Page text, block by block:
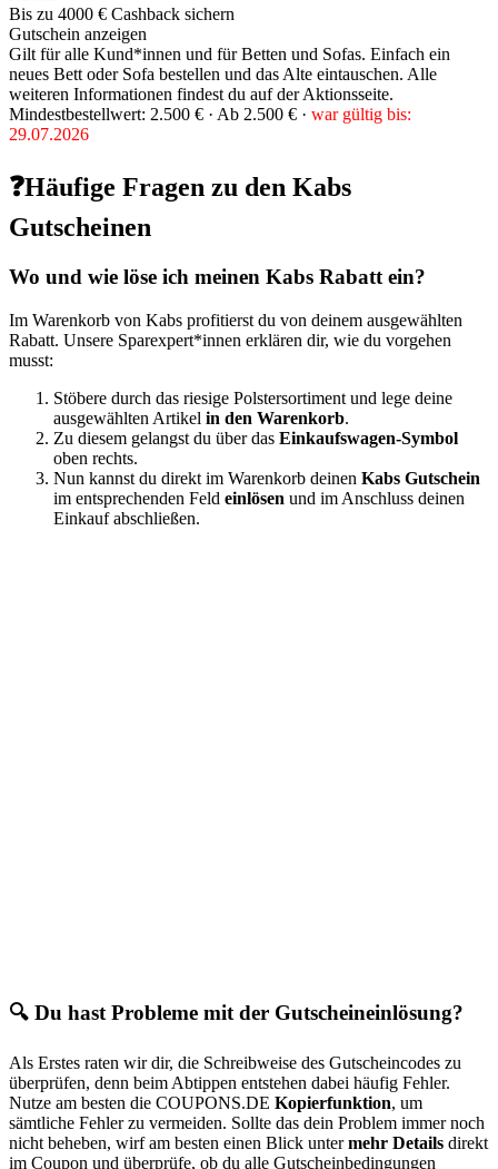
Bis zu 4000 € Cashback sichern
Gutschein anzeigen
Gilt für alle Kund*innen und für Betten und Sofas. Einfach ein
neues Bett oder Sofa bestellen und das Alte eintauschen. Alle
weiteren Informationen findest du auf der Aktionsseite.
Mindestbestellwert: 2.500 € · Ab 2.500 € · war gültig bis:
29.07.2026
❓Häufige Fragen zu den Kabs
Gutscheinen
Wo und wie löse ich meinen Kabs Rabatt ein?
Im Warenkorb von Kabs profitierst du von deinem ausgewählten
Rabatt. Unsere Sparexpert*innen erklären dir, wie du vorgehen
musst:
Stöbere durch das riesige Polstersortiment und lege deine
ausgewählten Artikel in den Warenkorb.
Zu diesem gelangst du über das Einkaufswagen-Symbol
oben rechts.
Nun kannst du direkt im Warenkorb deinen Kabs Gutschein
im entsprechenden Feld einlösen und im Anschluss deinen
Einkauf abschließen.
🔍 Du hast Probleme mit der Gutscheineinlösung?
Als Erstes raten wir dir, die Schreibweise des Gutscheincodes zu
überprüfen, denn beim Abtippen entstehen dabei häufig Fehler.
Nutze am besten die COUPONS.DE Kopierfunktion, um
sämtliche Fehler zu vermeiden. Sollte das dein Problem immer noch
nicht beheben, wirf am besten einen Blick untermehr Details direkt
im Coupon und überprüfe, ob du alle Gutscheinbedingungen